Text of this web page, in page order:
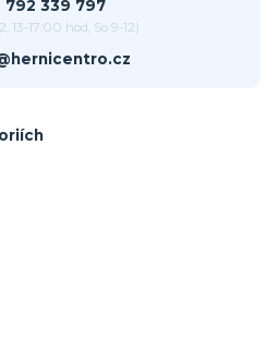
792 339 797
13-17:00 hod, So 9-12)